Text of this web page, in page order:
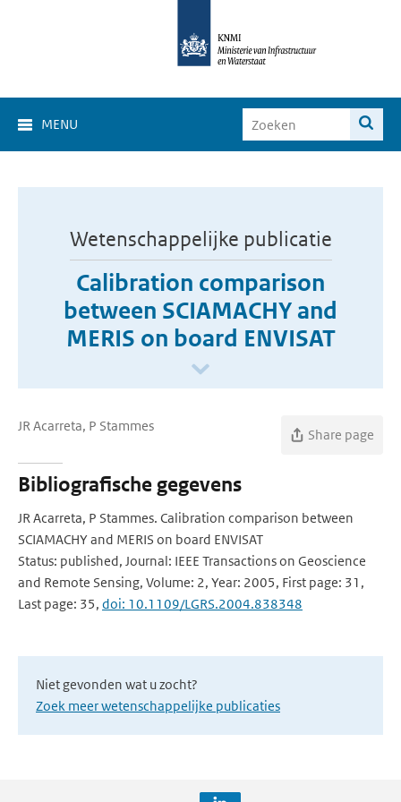
MENU
Wetenschappelijke publicatie
Calibration comparison
between SCIAMACHY and
MERIS on board ENVISAT
JR Acarreta, P Stammes
Share page
Bibliografische gegevens
JR Acarreta, P Stammes. Calibration comparison between
SCIAMACHY and MERIS on board ENVISAT
Status: published, Journal: IEEE Transactions on Geoscience
and Remote Sensing, Volume: 2, Year: 2005, First page: 31,
Last page: 35, doi: 10.1109/LGRS.2004.838348
Niet gevonden wat u zocht?
Zoek meer wetenschappelijke publicaties